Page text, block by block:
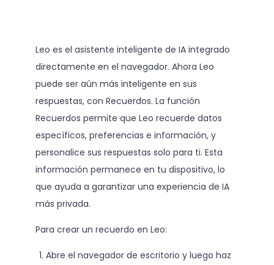
Leo es el asistente inteligente de IA integrado
directamente en el navegador. Ahora Leo
puede ser aún más inteligente en sus
respuestas, con Recuerdos. La función
Recuerdos permite que Leo recuerde datos
específicos, preferencias e información, y
personalice sus respuestas solo para ti. Esta
información permanece en tu dispositivo, lo
que ayuda a garantizar una experiencia de IA
más privada.
Para crear un recuerdo en Leo:
Abre el navegador de escritorio y luego haz